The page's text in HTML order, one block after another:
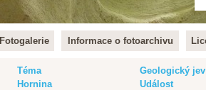
Fotogalerie Informace o fotoarchivu
Téma Geologický jev
Hornina Událost